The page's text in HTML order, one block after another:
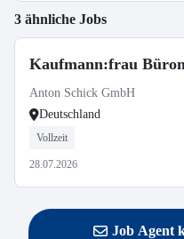
3 ähnliche Jobs
Kaufmann:frau
Anton Schick GmbH
Deutschland
Vollzeit
28.07.2026
Job Agent